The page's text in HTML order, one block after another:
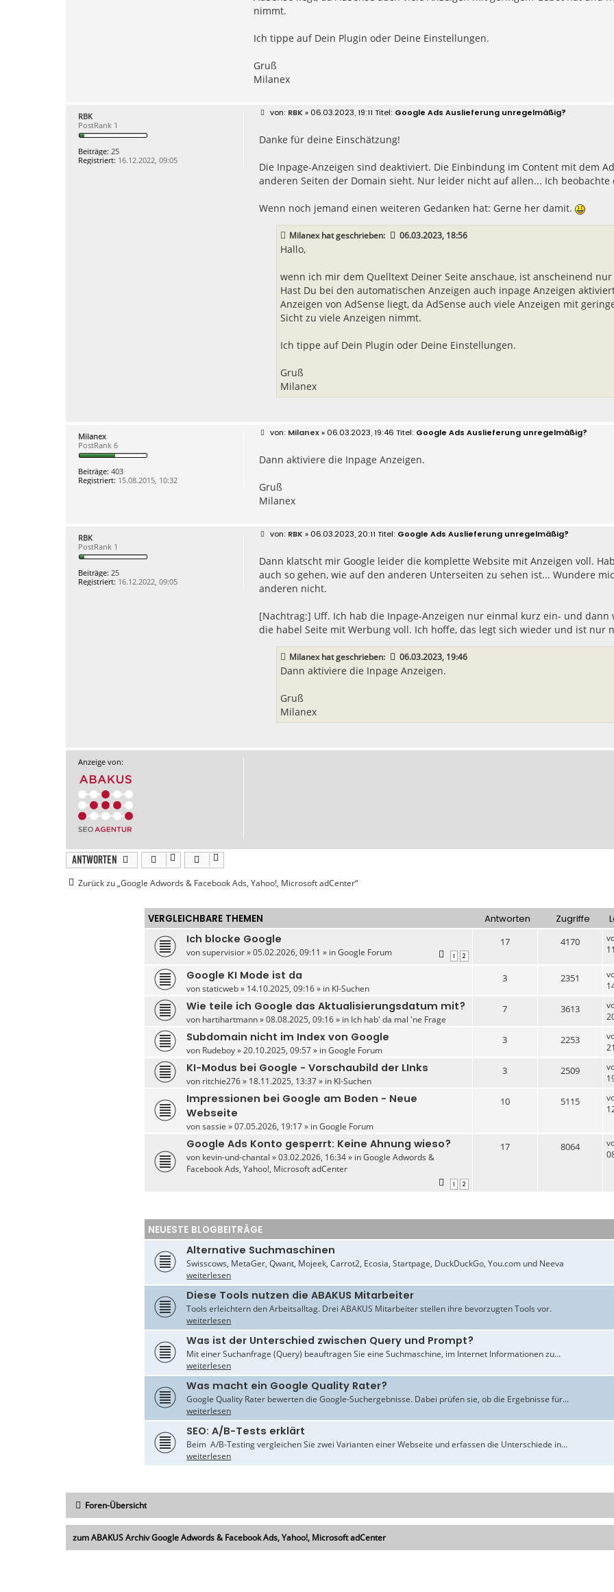
nimmt.
Ich tippe auf Dein Plugin oder Deine Einstellungen.
Gruß
Milanex
RBK
PostRank 1
Beiträge: 25
Registriert: 16.12.2022, 09:05
B
t
g
RBK » 06.03.2023, 19:11 Google Ads Auslieferung unregelmäßig?
Danke für deine Einschätzung!
Die Inpage-Anzeigen sind deaktiviert. Die Einbindung im Content mit dem
anderen Seiten der Domain sieht. Nur leider nicht auf allen... Ich beobachte
Wenn noch jemand einen weiteren Gedanken hat: Gerne her damit.
Milanexhat geschrieben: 06.03.2023, 18:56
Hallo,
wenn ich mir dem Quelltext Deiner Seite anschaue, ist anscheinend
Hast Du bei den automatischen Anzeigen auch inpage Anzeigen
Anzeigen von AdSense liegt, da AdSense auch viele Anzeigen mit
Sicht zu viele Anzeigen nimmt.
Ich tippe auf Dein Plugin oder Deine Einstellungen.
Gruß
Milanex
Milanex
PostRank 6
Beiträge: 403
Registriert: 15.08.2015, 10:32
B
t
g
Milanex» 06.03.2023, 19:46 Google Ads Auslieferung unregelmäßig?
Dann aktiviere die Inpage Anzeigen.
Gruß
Milanex
RBK
PostRank 1
Beiträge: 25
Registriert: 16.12.2022, 09:05
B
t
a
g
RBK » 06.03.2023, 20:11 Google Ads Auslieferung unregelmäßig?
Dann klatscht mir Google leider die komplette Website mit Anzeigen voll.
auch so gehen, wie auf den anderen Unterseiten zu sehen ist... Wundere
anderen nicht.
[Nachtrag:] Uff. Ich hab die Inpage-Anzeigen nur einmal kurz ein- und
die habel Seite mit Werbung voll. Ich hoffe, das legt sich wieder und ist nur
Milanexhat geschrieben: 06.03.2023, 19:46
Dann aktiviere die Inpage Anzeigen.
Gruß
Milanex
Anzeige von:
Antworten
Zurück zu „Google Adwords & Facebook Ads, Yahoo!, Microsoft adCenter“
VERGLEICHBARE THEMEN Antworten Zugriffe
Ich blocke Google
vonsupervisior» 05.02.2026, 09:11 » inGoogle Forum 1 2
17 4170
Google KI Mode ist da
vonstaticweb» 14.10.2025, 09:16 » in KI-Suchen
3 2351
Wie teile ich Google das Aktualisierungsdatum mit?
von hartihartmann» 08.08.2025, 09:16 » in Ich hab' da mal 'ne Frage
7 3613
Subdomain nicht im Index von Google
von Rudeboy» 20.10.2025, 09:57 » inGoogle Forum
3 2253
KI-Modus bei Google - Vorschaubild der LInks
von ritchie276» 18.11.2025, 13:37 » in KI-Suchen
3 2509
Impressionen bei Google am Boden - Neue
Webseite
vonsassie » 07.05.2026, 19:17 » inGoogle Forum
10 5115
Google Ads Konto gesperrt: Keine Ahnung wieso?
von kevin-und-chantal » 03.02.2026, 16:34 » inGoogle Adwords &
Facebook Ads, Yahoo!, Microsoft adCenter
1 2
17 8064
NEUESTE BLOGBEITRÄGE
Alternative Suchmaschinen
Swisscows, MetaGer, Qwant, Mojeek, Carrot2, Ecosia, Startpage, DuckDuckGo, You.com und Neeva
weiterlesen
Diese Tools nutzen die ABAKUS Mitarbeiter
Tools erleichtern den Arbeitsalltag. Drei ABAKUS Mitarbeiter stellen ihre bevorzugten Tools vor.
weiterlesen
Was ist der Unterschied zwischen Query und Prompt?
Mit einer Suchanfrage (Query) beauftragen Sie eine Suchmaschine, im Internet Informationen zu...
weiterlesen
Was macht ein Google Quality Rater?
Google Quality Rater bewerten die Google-Suchergebnisse. Dabei prüfen sie, ob die Ergebnisse für...
weiterlesen
SEO: A/B-Tests erklärt
Beim A/B-Testing vergleichen Sie zwei Varianten einer Webseite und erfassen die Unterschiede in...
weiterlesen
Foren-Übersicht
zum ABAKUS Archiv Google Adwords & Facebook Ads, Yahoo!, Microsoft adCenter